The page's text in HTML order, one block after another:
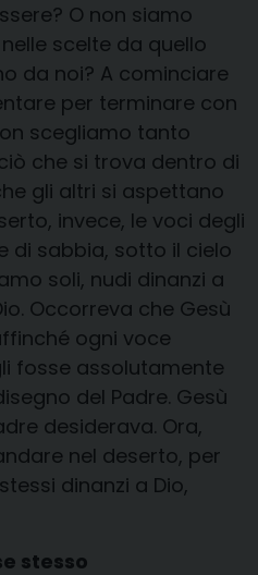
O non siamo
scelte da quello
da noi? A cominciare
per terminare con
scegliamo tanto
che si trova dentro di
gli altri si aspettano
invece, le voci degli
di sabbia, sotto il cielo
soli, nudi dinanzi a
Occorreva che Gesù
ogni voce
fosse assolutamente
del Padre. Gesù
desiderava. Ora,
nel deserto, per
dinanzi a Dio,
stesso